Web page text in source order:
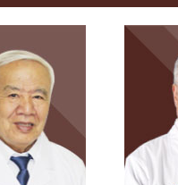
名院